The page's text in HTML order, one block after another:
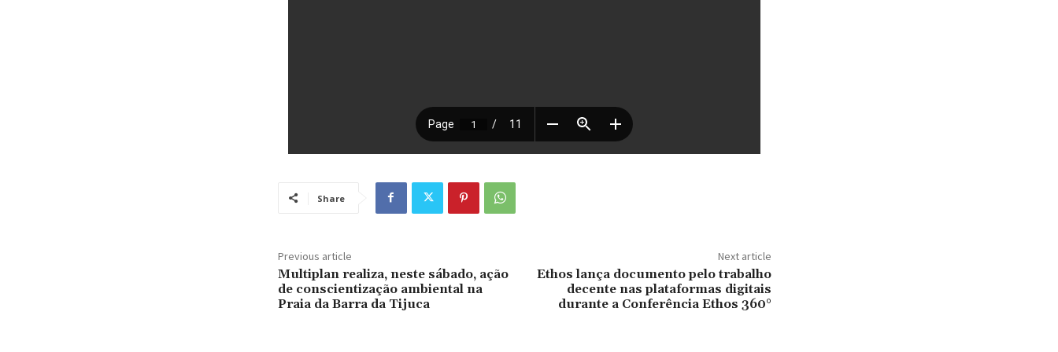
Share
Previous article
Multiplan realiza, neste sábado, ação
de conscientização ambiental na
Praia da Barra da Tijuca
Next article
Ethos lança documento pelo trabalho
decente nas plataformas digitais
durante a Conferência Ethos 360°